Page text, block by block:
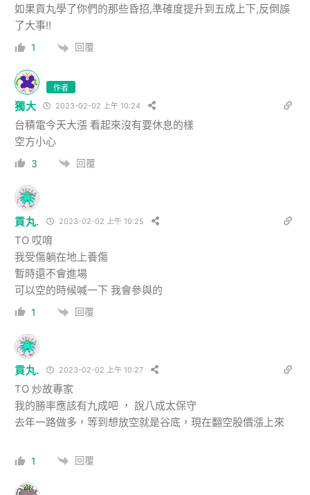
如果貢丸學了你們的那些昏招,準確度提升到五成上下,反倒誤
了大事!!
1 回覆
作者
獨大 2023-02-02 上午 10:24
台積電今天大漲 看起來沒有要休息的樣
空方小心
3 回覆
貢丸. 2023-02-02 上午 10:25
TO 哎唷
我受傷躺在地上養傷
暫時還不會進場
可以空的時候喊一下 我會參與的
1 回覆
貢丸. 2023-02-02 上午 10:27
TO 炒故專家
我的勝率應該有九成吧 ， 說八成太保守
去年一路做多，等到想放空就是谷底，現在翻空股價漲上來
1 回覆